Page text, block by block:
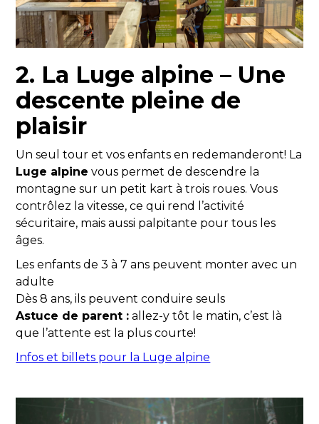
2. La Luge alpine – Une
descente pleine de
plaisir
Un seul tour et vos enfants en redemanderont! La
Luge alpine vous permet de descendre la
montagne sur un petit kart à trois roues. Vous
contrôlez la vitesse, ce qui rend l’activité
sécuritaire, mais aussi palpitante pour tous les
âges.
Les enfants de 3 à 7 ans peuvent monter avec un
adulte
Dès 8 ans, ils peuvent conduire seuls
Astuce de parent : allez-y tôt le matin, c’est là
que l’attente est la plus courte!
Infos et billets pour la Luge alpine